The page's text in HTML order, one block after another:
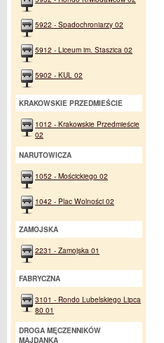
5922 - Spadochroniarzy 02
5912 - Liceum im. Staszica 02
5902 - KUL 02
KRAKOWSKIE PRZEDMIEŚCIE
1012 - Krakowskie Przedmieście
02
NARUTOWICZA
1052 - Mościckiego 02
1042 - Plac Wolności 02
ZAMOJSKA
2231 - Zamojska 01
FABRYCZNA
3101 - Rondo Lubelskiego Lipca
80 01
DROGA MĘCZENNIKÓW
MAJDANKA